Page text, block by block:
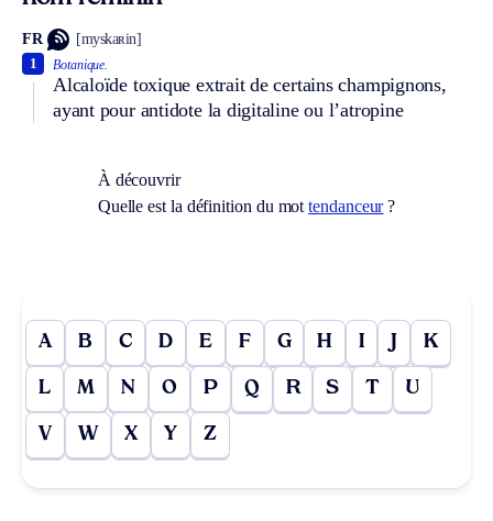
FR [myskaʀin]
Botanique.
Alcaloïde toxique extrait de certains champignons,
ayant pour antidote la digitaline ou l’atropine
1
À découvrir
Quelle est la définition du mottendanceur?
A B C D E F G H I J K
L M N O P Q R S T U
V W X Y Z